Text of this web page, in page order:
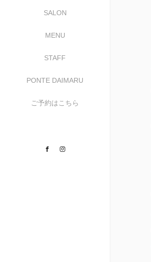
SALON
MENU
STAFF
PONTE DAIMARU
ご予約はこちら
Facebook